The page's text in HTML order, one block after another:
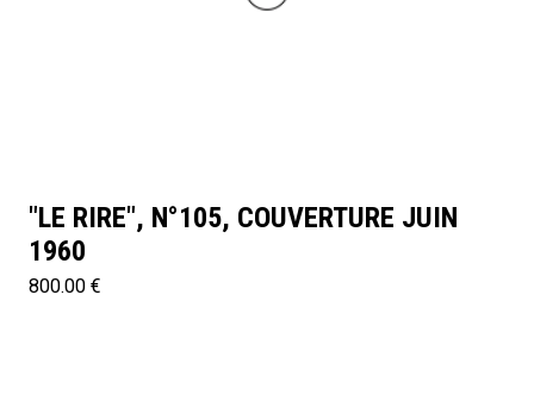
"LE RIRE", N°105, COUVERTURE JUIN
1960
800.00 €